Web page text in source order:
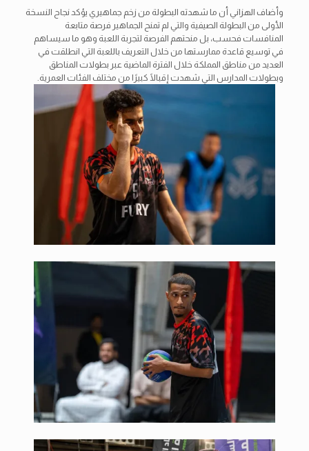
وأضاف الهزاني أن ما شهدته البطولة من زخم جماهيري يؤكد نجاح النسخة
الأولى من البطولة الصيفية والتي لم تمنح الجماهير فرصة متابعة
المنافسات فحسب، بل منحتهم الفرصة لتجربة اللعبة وهو ما سيساهم
في توسيع قاعدة ممارستها من خلال التعريف باللعبة التي انطلقت في
العديد من مناطق المملكة خلال الفترة الماضية عبر بطولات المناطق
وبطولات المدارس التي شهدت إقبالًا كبيرًا من مختلف الفئات العمرية.